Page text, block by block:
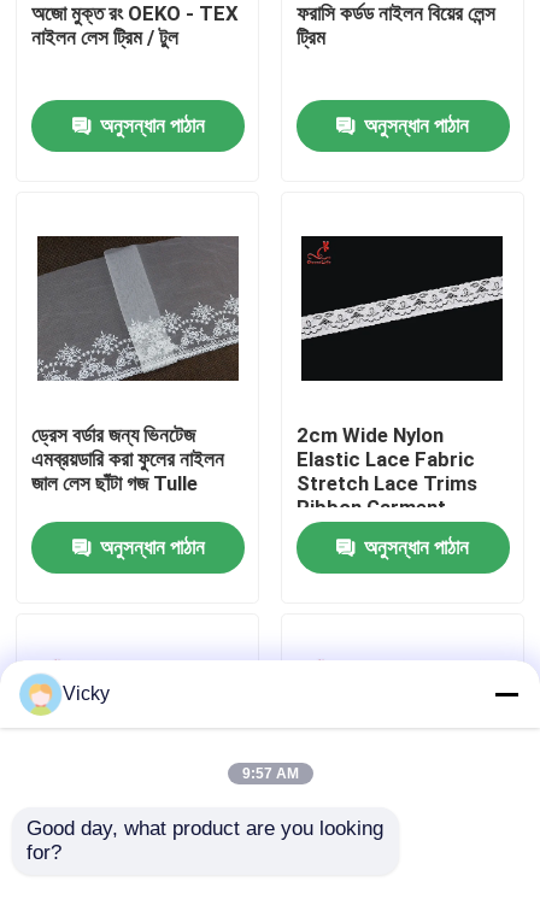
আমাদের সম্পর্কে
কারখানা ভ্রমণ
মান নিয়ন্ত্রণ
উদ্ধৃতির জন্য আবেদন
দোরোখা জরি ফ্যাব্রিক
অজো মুক্ত রং OEKO - TEX
নাইলন লেস ট্রিম / টুল
অনুসন্ধান পাঠান
ফরাসি কর্ডড নাইলন বিয়ের লেন্স
ট্রিম
অনুসন্ধান পাঠান
ড্রেস বর্ডার জন্য ভিনটেজ
এমব্রয়ডারি করা ফুলের নাইলন
জাল লেস ছাঁটা গজ Tulle
অনুসন্ধান পাঠান
2cm Wide Nylon
Elastic Lace Fabric
Stretch Lace Trims
Ribbon Garment
Clothing Accessories
Garters Sewing Lace
Appliques
অনুসন্ধান পাঠান
তুলা উপাদান কাস্টমাইজড সঙ্গে
Vicky
9:57 AM
Good day, what product are you looking
for?